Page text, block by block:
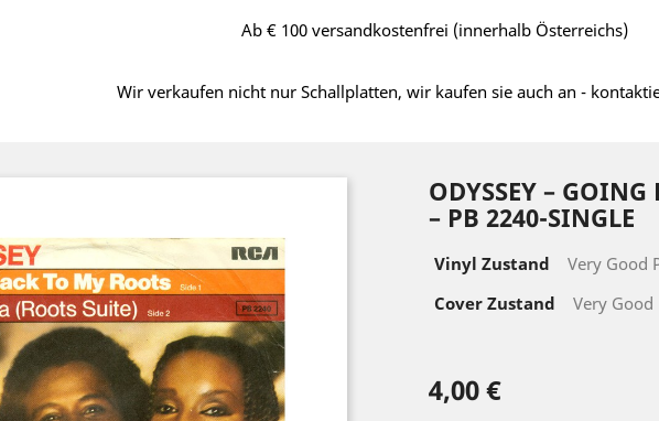
Ab € 100 versandkostenfrei (innerhalb Österreichs)
Wir verkaufen nicht nur Schallplatten, wir kaufen sie auch an -
ODYSSEY ‎–
‎– PB 2240-SINGLE
Vinyl Zustand
Very Good
Cover Zustand
Very Good
4,00 €